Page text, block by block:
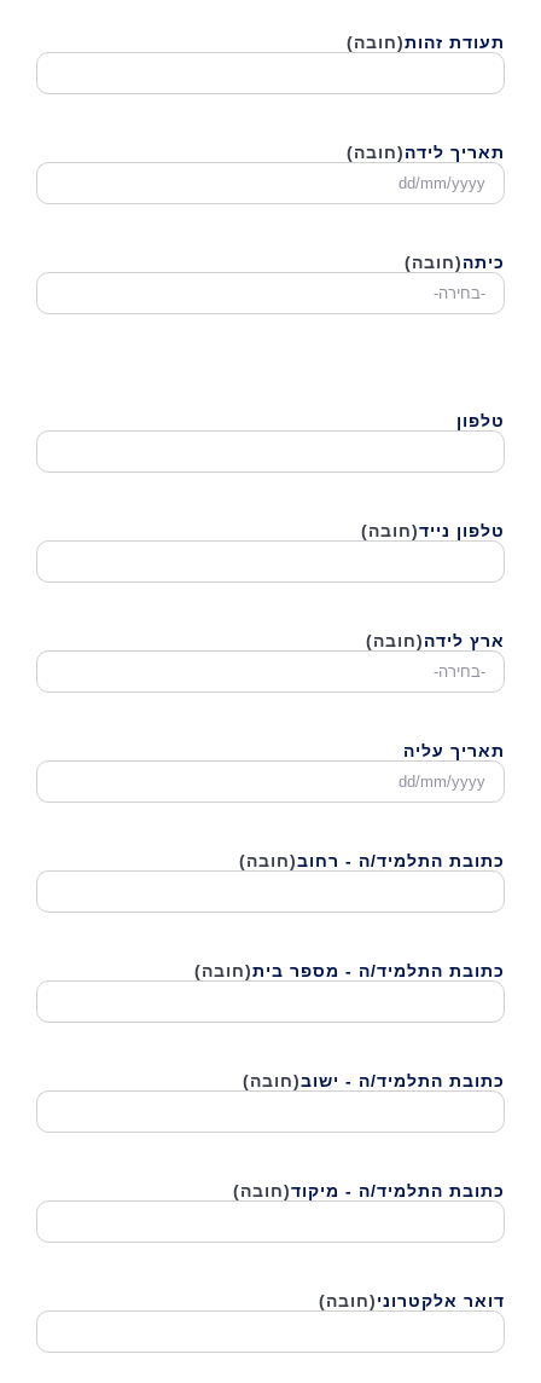
תעודת זהות(חובה)
תאריך לידה(חובה)
DD
סלאש
YYYY
כיתה(חובה)
טלפון
טלפון נייד(חובה)
ארץ לידה(חובה)
תאריך עליה
DD
סלאש
YYYY
כתובת התלמיד/ה - רחוב(חובה)
כתובת התלמיד/ה - מספר בית(חובה)
כתובת התלמיד/ה - ישוב(חובה)
כתובת התלמיד/ה - מיקוד(חובה)
דואר אלקטרוני(חובה)